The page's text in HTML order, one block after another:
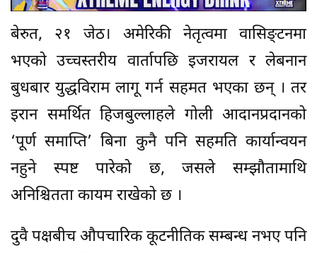
बेरुत, २१ जेठ। अमेरिकी नेतृत्वमा वासिङ्टनमा
भएको उच्चस्तरीय वार्तापछि इजरायल र लेबनान
बुधबार युद्धविराम लागू गर्न सहमत भएका छन् । तर
इरान समर्थित हिजबुल्लाहले गोली आदानप्रदानको
‘पूर्ण समाप्ति’ बिना कुनै पनि सहमति कार्यान्वयन
नहुने स्पष्ट पारेको छ, जसले सम्झौतामाथि
अनिश्चितता कायम राखेको छ ।
दुवै पक्षबीच औपचारिक कूटनीतिक सम्बन्ध नभए पनि